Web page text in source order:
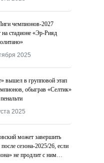
чемпионов-2027
на стадионе «Эр-Рияд
2025
вышел в групповой этап
обыграв «Селтик»
2025
может завершить
после сезона-2025/26, если
не продлит с ним